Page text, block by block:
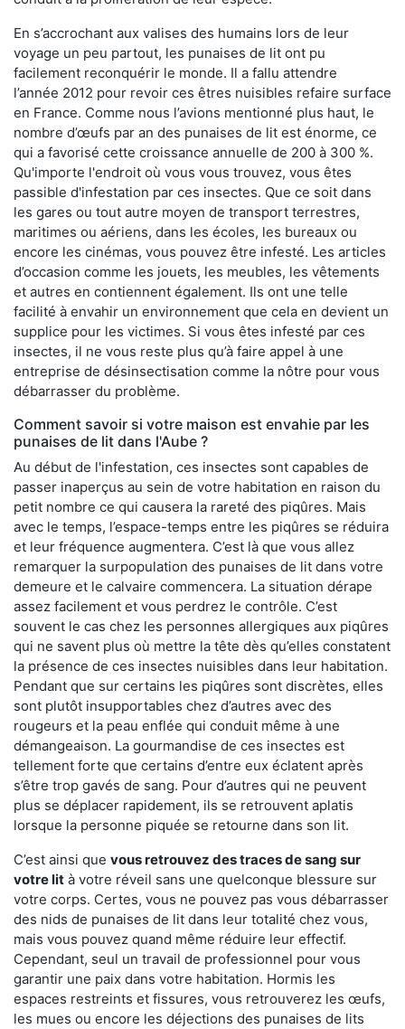
En s’accrochant aux valises des humains lors de leur
voyage un peu partout, les punaises de lit ont pu
facilement reconquérir le monde. Il a fallu attendre
l’année 2012 pour revoir ces êtres nuisibles refaire surface
en France. Comme nous l’avions mentionné plus haut, le
nombre d’œufs par an des punaises de lit est énorme, ce
qui a favorisé cette croissance annuelle de 200 à 300 %.
Qu'importe l'endroit où vous vous trouvez, vous êtes
passible d'infestation par ces insectes. Que ce soit dans
les gares ou tout autre moyen de transport terrestres,
maritimes ou aériens, dans les écoles, les bureaux ou
encore les cinémas, vous pouvez être infesté. Les articles
d’occasion comme les jouets, les meubles, les vêtements
et autres en contiennent également. Ils ont une telle
facilité à envahir un environnement que cela en devient un
supplice pour les victimes. Si vous êtes infesté par ces
insectes, il ne vous reste plus qu’à faire appel à une
entreprise de désinsectisation comme la nôtre pour vous
débarrasser du problème.
Comment savoir si votre maison est envahie par les
punaises de lit dans l'Aube ?
Au début de l'infestation, ces insectes sont capables de
passer inaperçus au sein de votre habitation en raison du
petit nombre ce qui causera la rareté des piqûres. Mais
avec le temps, l’espace-temps entre les piqûres se réduira
et leur fréquence augmentera. C’est là que vous allez
remarquer la surpopulation des punaises de lit dans votre
demeure et le calvaire commencera. La situation dérape
assez facilement et vous perdrez le contrôle. C’est
souvent le cas chez les personnes allergiques aux piqûres
qui ne savent plus où mettre la tête dès qu’elles constatent
la présence de ces insectes nuisibles dans leur habitation.
Pendant que sur certains les piqûres sont discrètes, elles
sont plutôt insupportables chez d’autres avec des
rougeurs et la peau enflée qui conduit même à une
démangeaison. La gourmandise de ces insectes est
tellement forte que certains d’entre eux éclatent après
s’être trop gavés de sang. Pour d’autres qui ne peuvent
plus se déplacer rapidement, ils se retrouvent aplatis
lorsque la personne piquée se retourne dans son lit.
C’est ainsi que vous retrouvez des traces de sang sur
votre lit à votre réveil sans une quelconque blessure sur
votre corps. Certes, vous ne pouvez pas vous débarrasser
des nids de punaises de lit dans leur totalité chez vous,
mais vous pouvez quand même réduire leur effectif.
Cependant, seul un travail de professionnel pour vous
garantir une paix dans votre habitation. Hormis les
espaces restreints et fissures, vous retrouverez les œufs,
les mues ou encore les déjections des punaises de lits